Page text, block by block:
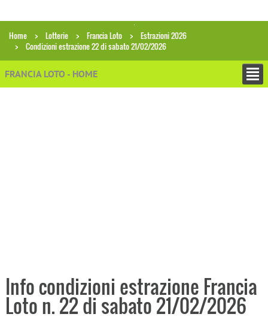
Home Lotterie Francia Loto
Estrazioni 2026
Condizioni estrazione 22 di sabato 21/02/2026
FRANCIA LOTO - HOME
STATISTICHE −
Info condizioni estrazione Francia
Loto n. 22 di sabato 21/02/2026